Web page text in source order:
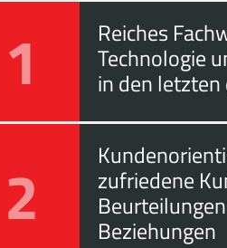
1 Reiches
Technologie
in den letzten
2 zufriedene
Beziehungen